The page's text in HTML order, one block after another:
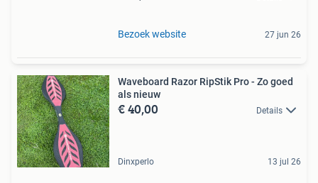
Bezoek website 27 jun 26
Waveboard Razor RipStik Pro - Zo goed
als nieuw
€ 40,00 Details
Dinxperlo 13 jul 26